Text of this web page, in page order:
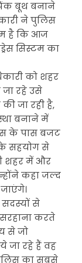
बूथ बनाने
ने पुलिस
है कि आज
सिस्टम का
को शहर
जा रहे उसे
जा रही है,
बनाने में
के पास बजट
के सहयोग से
शहर में और
कहा जल्द
से
करते
से जो
जा रहे हैं वह
का सबसे